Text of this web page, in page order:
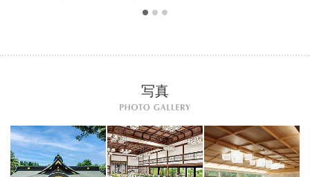
写真